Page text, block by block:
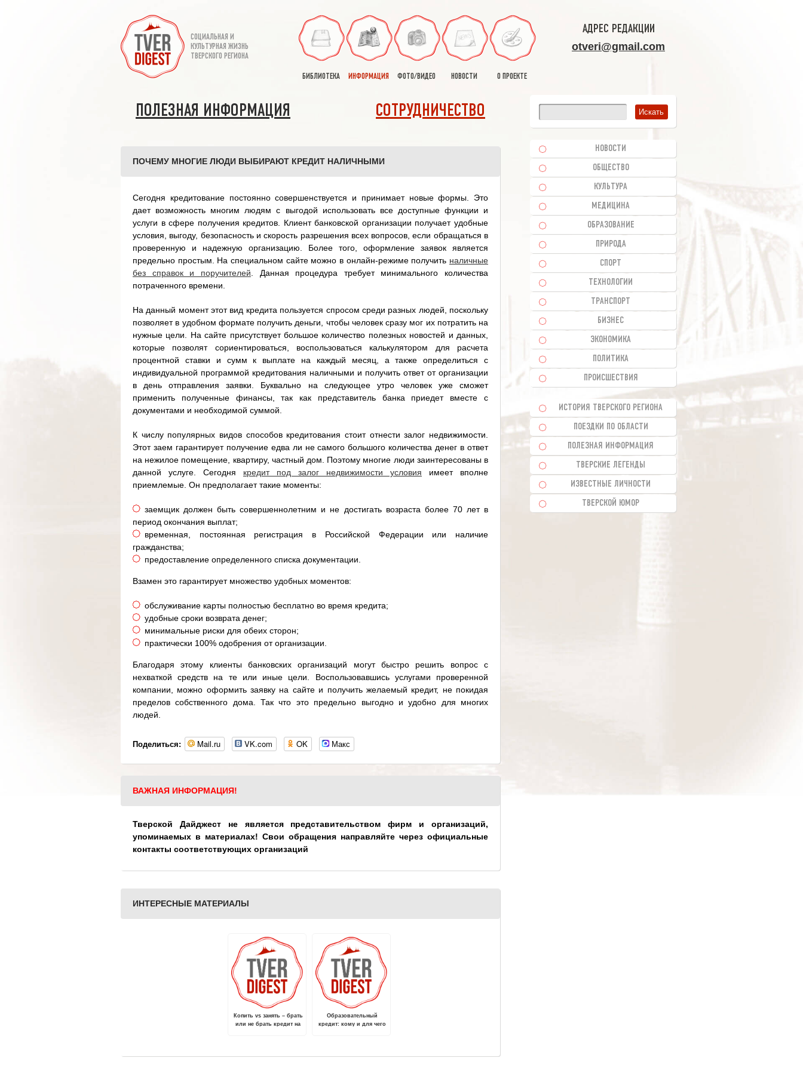
СОЦИАЛЬНАЯ И
КУЛЬТУРНАЯ ЖИЗНЬ
ТВЕРСКОГО РЕГИОНА
БИБЛИОТЕКА ИНФОРМАЦИЯ ФОТО/ВИДЕО НОВОСТИ О ПРОЕКТЕ
АДРЕС РЕДАКЦИИ
otveri@gmail.com
ПОЛЕЗНАЯ ИНФОРМАЦИЯ СОТРУДНИЧЕСТВО
ПОЧЕМУ МНОГИЕ ЛЮДИ ВЫБИРАЮТ КРЕДИТ НАЛИЧНЫМИ
Сегодня кредитование постоянно совершенствуется и принимает новые формы. Это
дает возможность многим людям с выгодой использовать все доступные функции и
услуги в сфере получения кредитов. Клиент банковской организации получает удобные
условия, выгоду, безопасность и скорость разрешения всех вопросов, если обращаться в
проверенную и надежную организацию. Более того, оформление заявок является
предельно простым. На специальном сайте можно в онлайн-режиме получить наличные
без справок и поручителей . Данная процедура требует минимального количества
потраченного времени.
На данный момент этот вид кредита пользуется спросом среди разных людей, поскольку
позволяет в удобном формате получить деньги, чтобы человек сразу мог их потратить на
нужные цели. На сайте присутствует большое количество полезных новостей и данных,
которые позволят сориентироваться, воспользоваться калькулятором для расчета
процентной ставки и сумм к выплате на каждый месяц, а также определиться с
индивидуальной программой кредитования наличными и получить ответ от организации
в день отправления заявки. Буквально на следующее утро человек уже сможет
применить полученные финансы, так как представитель банка приедет вместе с
документами и необходимой суммой.
К числу популярных видов способов кредитования стоит отнести залог недвижимости.
Этот заем гарантирует получение едва ли не самого большого количества денег в ответ
на нежилое помещение, квартиру, частный дом. Поэтому многие люди заинтересованы в
данной услуге. Сегодня кредит под залог недвижимости условия имеет вполне
приемлемые. Он предполагает такие моменты:
заемщик должен быть совершеннолетним и не достигать возраста более 70 лет в
период окончания выплат;
временная, постоянная регистрация в Российской Федерации или наличие
гражданства;
предоставление определенного списка документации.
Взамен это гарантирует множество удобных моментов:
обслуживание карты полностью бесплатно во время кредита;
удобные сроки возврата денег;
минимальные риски для обеих сторон;
практически 100% одобрения от организации.
Благодаря этому клиенты банковских организаций могут быстро решить вопрос с
нехваткой средств на те или иные цели. Воспользовавшись услугами проверенной
компании, можно оформить заявку на сайте и получить желаемый кредит, не покидая
пределов собственного дома. Так что это предельно выгодно и удобно для многих
людей.
Поделиться: Mail.ru VK.com OK Макс
ВАЖНАЯ ИНФОРМАЦИЯ!
Тверской Дайджест не является представительством фирм и организаций,
упоминаемых в материалах! Свои обращения направляйте через официальные
контакты соответствующих организаций
ИНТЕРЕСНЫЕ МАТЕРИАЛЫ
Копить vs занять – брать
или не брать кредит на
Образовательный
кредит: кому и для чего
НОВОСТИ
ОБЩЕСТВО
КУЛЬТУРА
МЕДИЦИНА
ОБРАЗОВАНИЕ
ПРИРОДА
СПОРТ
ТЕХНОЛОГИИ
ТРАНСПОРТ
БИЗНЕС
ЭКОНОМИКА
ПОЛИТИКА
ПРОИСШЕСТВИЯ
ИСТОРИЯ ТВЕРСКОГО РЕГИОНА
ПОЕЗДКИ ПО ОБЛАСТИ
ПОЛЕЗНАЯ ИНФОРМАЦИЯ
ТВЕРСКИЕ ЛЕГЕНДЫ
ИЗВЕСТНЫЕ ЛИЧНОСТИ
ТВЕРСКОЙ ЮМОР